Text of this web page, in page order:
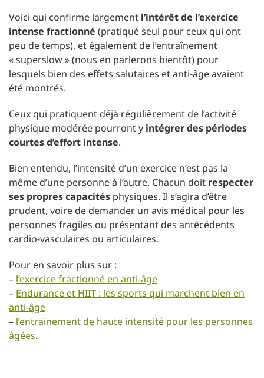
Voici qui confirme largement l’intérêt de l’exercice
intense fractionné (pratiqué seul pour ceux qui ont
peu de temps), et également de l’entraînement
« superslow » (nous en parlerons bientôt) pour
lesquels bien des effets salutaires et anti-âge avaient
été montrés.
Ceux qui pratiquent déjà régulièrement de l’activité
physique modérée pourront y intégrer des périodes
courtes d’effort intense.
Bien entendu, l’intensité d’un exercice n’est pas la
même d’une personne à l’autre. Chacun doit respecter
ses propres capacités physiques. Il s’agira d’être
prudent, voire de demander un avis médical pour les
personnes fragiles ou présentant des antécédents
cardio-vasculaires ou articulaires.
Pour en savoir plus sur :
– l’exercice fractionné en anti-âge
– Endurance et HIIT : les sports qui marchent bien en
anti-âge
– l’entrainement de haute intensité pour les personnes
âgées.